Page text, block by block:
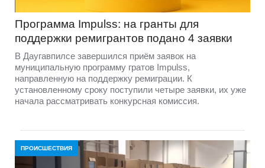
Программа Impulss: на гранты для
поддержки ремигрантов подано 4 заявки
В Даугавпилсе завершился приём заявок на
муниципальную программу гратов Impulss,
направленную на поддержку ремиграции. К
установленному сроку поступили четыре заявки, их уже
начала рассматривать конкурсная комиссия.
ПРОИСШЕСТВИЯ